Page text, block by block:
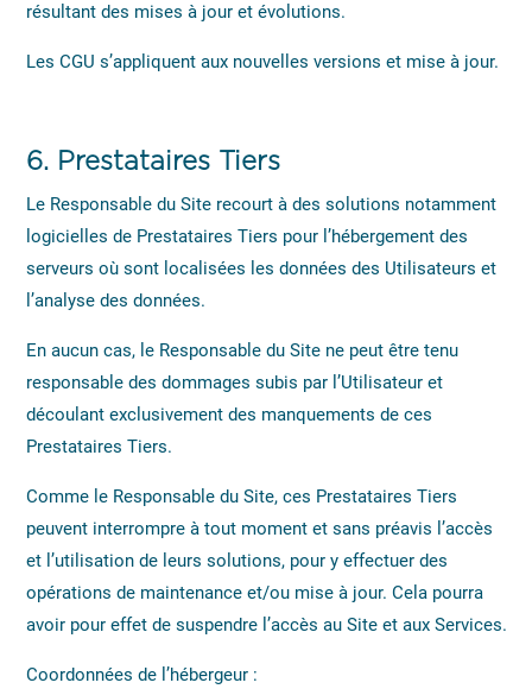
résultant des mises à jour et évolutions.
Les CGU s’appliquent aux nouvelles versions et mise à jour.
6. Prestataires Tiers
Le Responsable du Site recourt à des solutions notamment
logicielles de Prestataires Tiers pour l’hébergement des
serveurs où sont localisées les données des Utilisateurs et
l’analyse des données.
En aucun cas, le Responsable du Site ne peut être tenu
responsable des dommages subis par l’Utilisateur et
découlant exclusivement des manquements de ces
Prestataires Tiers.
Comme le Responsable du Site, ces Prestataires Tiers
peuvent interrompre à tout moment et sans préavis l’accès
et l’utilisation de leurs solutions, pour y effectuer des
opérations de maintenance et/ou mise à jour. Cela pourra
avoir pour effet de suspendre l’accès au Site et aux Services.
Coordonnées de l’hébergeur :